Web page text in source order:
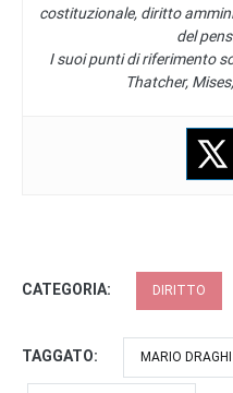
costituzionale, diritto
del
I suoi punti di riferimento
Thatcher,
CATEGORIA: DIRITTO
TAGGATO: MARIO DRAGHI